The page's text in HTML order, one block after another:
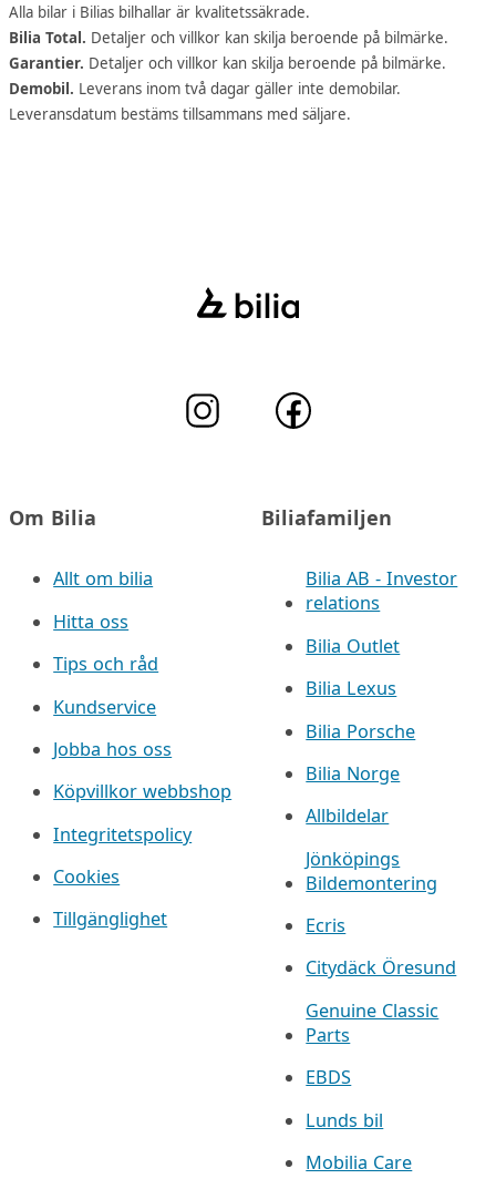
Alla bilar i Bilias bilhallar är kvalitetssäkrade.
Bilia Total. Detaljer och villkor kan skilja beroende på bilmärke.
Garantier. Detaljer och villkor kan skilja beroende på bilmärke.
Demobil. Leverans inom två dagar gäller inte demobilar.
Leveransdatum bestäms tillsammans med säljare.
Om Bilia
Allt om bilia
Hitta oss
Tips och råd
Kundservice
Jobba hos oss
Köpvillkor webbshop
Integritetspolicy
Cookies
Tillgänglighet
Biliafamiljen
Bilia AB - Investor
relations
Bilia Outlet
Bilia Lexus
Bilia Porsche
Bilia Norge
Allbildelar
Jönköpings
Bildemontering
Ecris
Citydäck Öresund
Genuine Classic
Parts
EBDS
Lunds bil
Mobilia Care